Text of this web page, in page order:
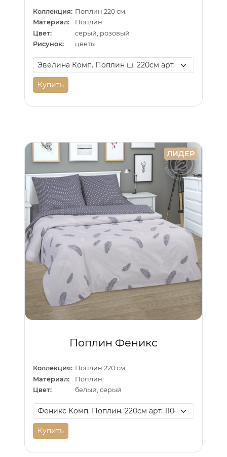
Коллекция: Поплин 220 см.
Материал:
Поплин
Цвет:
серый, розовый
Рисунок:
цветы
Купить
ЛИДЕР
Поплин Феникс
Коллекция: Поплин 220 см.
Материал:
Поплин
Цвет:
белый, серый
Купить